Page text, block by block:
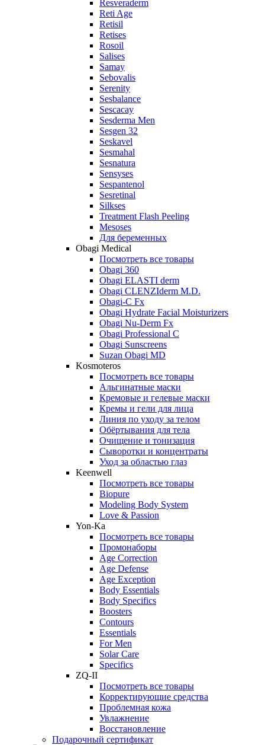
Resveraderm
Reti Age
Retisil
Retises
Rosoil
Salises
Samay
Sebovalis
Serenity
Sesbalance
Sescacay
Sesderma Men
Sesgen 32
Seskavel
Sesmahal
Sesnatura
Sensyses
Sespantenol
Sesretinal
Silkses
Treatment Flash Peeling
Mesoses
Для беременных
Obagi Medical
Посмотреть все товары
Obagi 360
Obagi ELASTI derm
Obagi CLENZIderm M.D.
Obagi-C Fx
Obagi Hydrate Facial Moisturizers
Obagi Nu-Derm Fx
Obagi Professional C
Obagi Sunscreens
Suzan Obagi MD
Kosmoteros
Посмотреть все товары
Альгинатные маски
Кремовые и гелевые маски
Кремы и гели для лица
Линия по уходу за телом
Обёртывания для тела
Очищение и тонизация
Сыворотки и концентраты
Уход за областью глаз
Keenwell
Посмотреть все товары
Biopure
Modeling Body System
Love & Passion
Yon-Ka
Посмотреть все товары
Промонаборы
Age Correction
Age Defense
Age Exception
Body Essentials
Body Specifics
Boosters
Contours
Essentials
For Men
Solar Care
Specifics
ZQ-II
Посмотреть все товары
Корректирующие средства
Проблемная кожа
Увлажнение
Восстановление
Подарочный сертификат